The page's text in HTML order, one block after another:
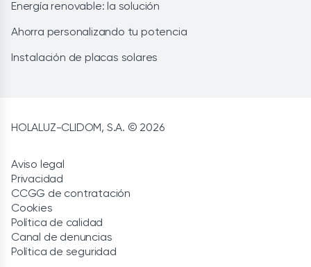
Energía renovable: la solución
Ahorra personalizando tu potencia
Instalación de placas solares
HOLALUZ-CLIDOM, S.A. © 2026
Aviso legal
Privacidad
CCGG de contratación
Cookies
Política de calidad
Canal de denuncias
Política de seguridad